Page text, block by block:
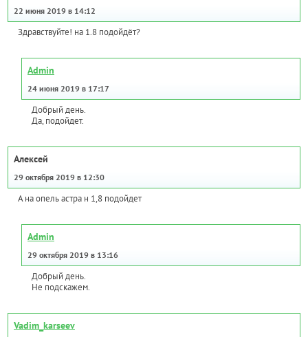
22 июня 2019 в 14:12
Здравствуйте! на 1.8 подойдёт?
Admin
24 июня 2019 в 17:17
Добрый день.
Да, подойдет.
Алексей
29 октября 2019 в 12:30
А на опель астра н 1,8 подойдет
Admin
29 октября 2019 в 13:16
Добрый день.
Не подскажем.
Vadim_karseev